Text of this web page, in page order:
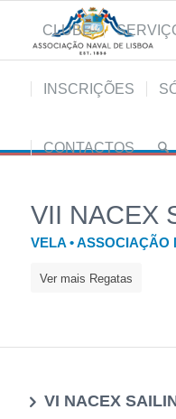
CLUBE
INSCRIÇÕES
CONTACTOS
VII NACEX
VELA •
Ver mais Regatas
VI NACEX